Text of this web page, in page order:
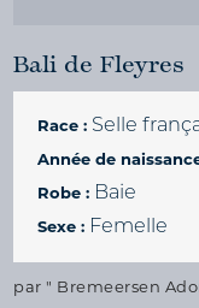
Bali de Fleyres
Race : Selle
Année de
Robe : Baie
Sexe : Femelle
par " Bremeersen